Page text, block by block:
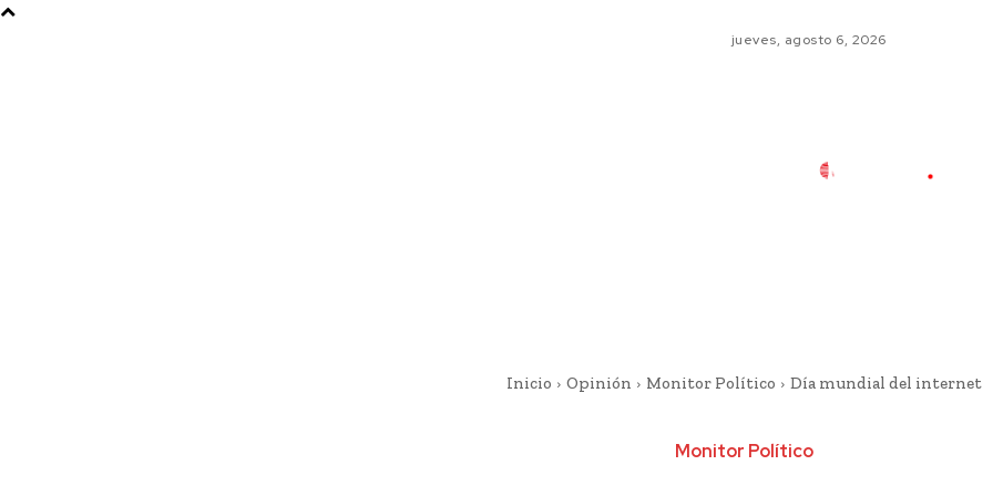
jueves, agosto 6, 2026
Inicio Opinión Monitor Político Día mundial del internet
Monitor Político